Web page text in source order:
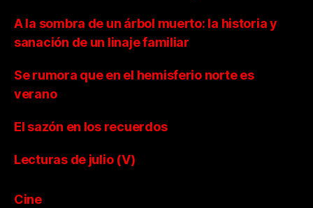
A la sombra de un árbol muerto: la historia y
sanación de un linaje familiar
Se rumora que en el hemisferio norte es
verano
El sazón en los recuerdos
Lecturas de julio (V)
Cine